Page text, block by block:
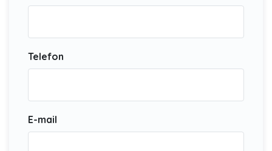
Telefon
E-mail